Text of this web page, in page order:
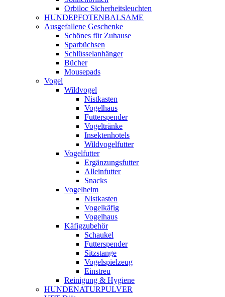
Orbiloc Sicherheitsleuchten
HUNDEPFOTENBALSAME
Ausgefallene Geschenke
Schönes für Zuhause
Sparbüchsen
Schlüsselanhänger
Bücher
Mousepads
Vogel
Wildvogel
Nistkasten
Vogelhaus
Futterspender
Vogeltränke
Insektenhotels
Wildvogelfutter
Vogelfutter
Ergänzungsfutter
Alleinfutter
Snacks
Vogelheim
Nistkasten
Vogelkäfig
Vogelhaus
Käfigzubehör
Schaukel
Futterspender
Sitzstange
Vogelspielzeug
Einstreu
Reinigung & Hygiene
HUNDENATURPULVER